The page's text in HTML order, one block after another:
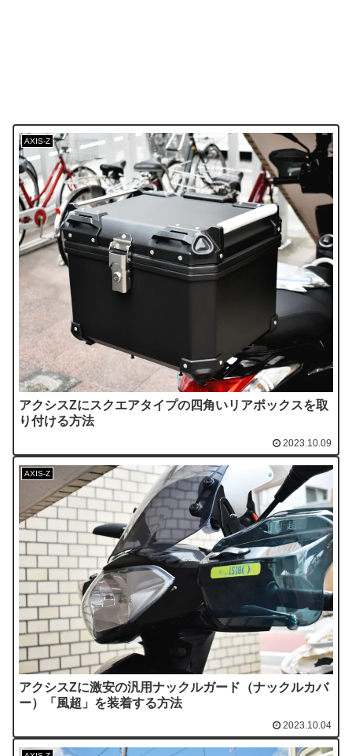
AXIS-Z
アクシスZにスクエアタイプの四角いリアボックスを取
り付ける方法
2023.10.09
AXIS-Z
アクシスZに激安の汎用ナックルガード（ナックルカバ
ー）「風超」を装着する方法
2023.10.04